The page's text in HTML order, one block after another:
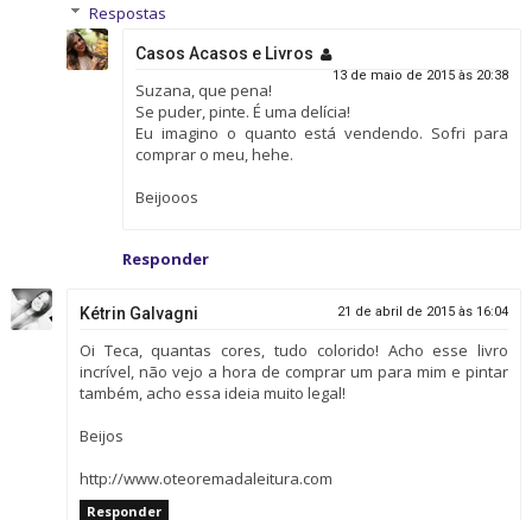
Respostas
Casos Acasos e Livros
13 de maio de 2015 às 20:38
Suzana, que pena!
Se puder, pinte. É uma delícia!
Eu imagino o quanto está vendendo. Sofri para
comprar o meu, hehe.
Beijooos
Responder
Kétrin Galvagni 21 de abril de 2015 às 16:04
Oi Teca, quantas cores, tudo colorido! Acho esse livro
incrível, não vejo a hora de comprar um para mim e pintar
também, acho essa ideia muito legal!
Beijos
http://www.oteoremadaleitura.com
Responder